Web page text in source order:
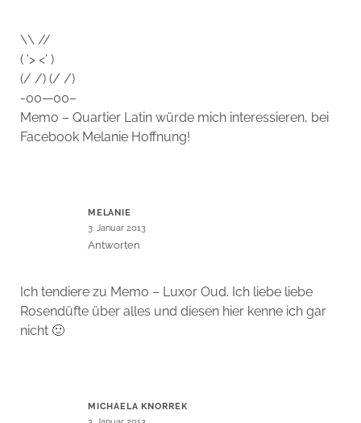
\\ //
( ‘> <' )
(/ /) (/ /)
-00—00–
Memo – Quartier Latin würde mich interessieren, bei
Facebook Melanie Hoffnung!
MELANIE
3. Januar 2013
Antworten
Ich tendiere zu Memo – Luxor Oud. Ich liebe liebe
Rosendüfte über alles und diesen hier kenne ich gar
nicht 🙂
MICHAELA KNORREK